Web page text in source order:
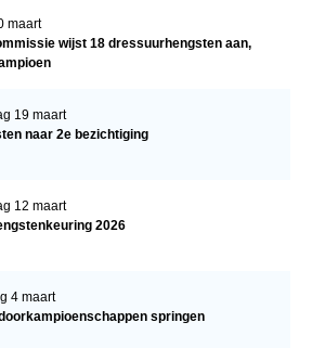
maart
wijst 18 dressuurhengsten aan,
19 maart
naar 2e bezichtiging
12 maart
2026
4 maart
springen